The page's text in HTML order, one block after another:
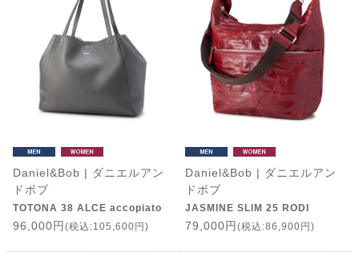
Daniel&Bob | ダニエルアン
ドボブ
TOTONA 38 ALCE accopiato
96,000円 (税込:105,600円)
Daniel&Bob | ダニエルアン
ドボブ
JASMINE SLIM 25 RODI
79,000円 (税込:86,900円)